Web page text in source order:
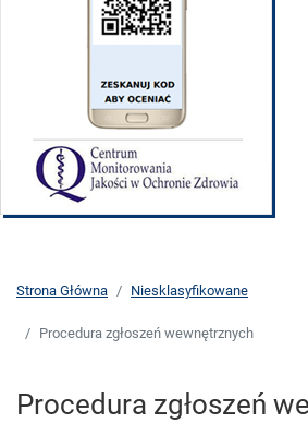
Strona Główna Niesklasyfikowane
Procedura zgłoszeń wewnętrznych
Procedura zgłoszeń